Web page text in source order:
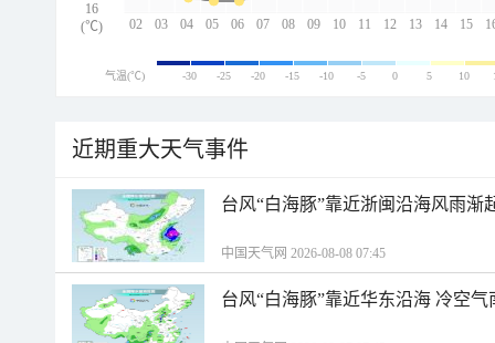
02 03 04 05 06 07 08 09 10 11 12 13 14 15
16
(℃)
气温(℃) -30 -25 -20 -15 -10 -5 0 5 10
近期重大天气事件
台风“白海豚”靠近浙闽沿海风雨渐
中国天气网 2026-08-08 07:45
台风“白海豚”靠近华东沿海 冷空